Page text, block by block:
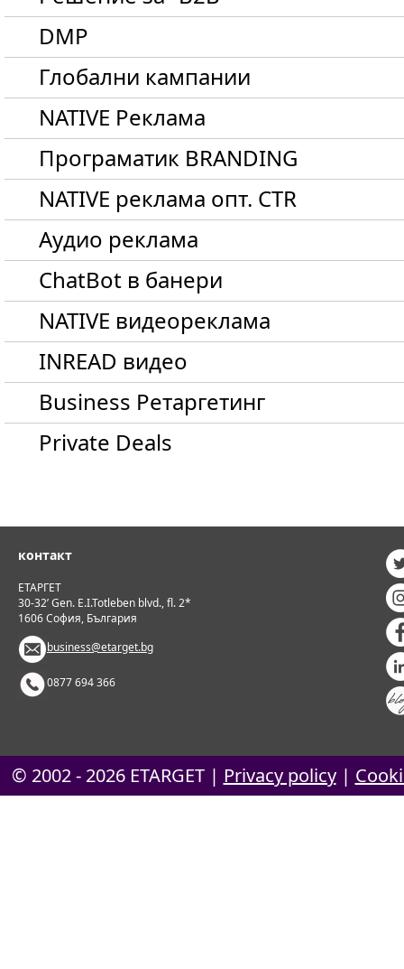
DMP
Глобални кампании
NATIVE Реклама
Програматик BRANDING
NATIVE реклама опт. CTR
Aудио реклама
ChatBot в банери
NATIVE видеореклама
INREAD видео
Business Ретаргетинг
Private Deals
контакт
ЕТАРГЕТ
30-32’ Gen. E.I.Totleben blvd., fl. 2*
1606 София, България
business@etarget.bg
0877 694 366
© 2002 - 2026 ETARGET| Privacy policy|